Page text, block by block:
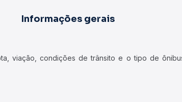
Informações gerais
viação, condições de trânsito e o tipo de